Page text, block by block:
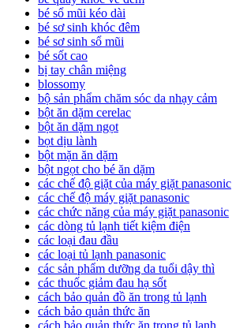
bé sổ mũi kéo dài
bé sơ sinh khóc đêm
bé sơ sinh sổ mũi
bé sốt cao
bị tay chân miệng
blossomy
bộ sản phẩm chăm sóc da nhạy cảm
bột ăn dặm cerelac
bột ăn dặm ngọt
bọt dịu lành
bột mặn ăn dặm
bột ngọt cho bé ăn dặm
các chế độ giặt của máy giặt panasonic
các chế độ máy giặt panasonic
các chức năng của máy giặt panasonic
các dòng tủ lạnh tiết kiệm điện
các loại đau đầu
các loại tủ lạnh panasonic
các sản phẩm dưỡng da tuổi dậy thì
các thuốc giảm đau hạ sốt
cách bảo quản đồ ăn trong tủ lạnh
cách bảo quản thức ăn
cách bảo quản thức ăn trong tủ lạnh